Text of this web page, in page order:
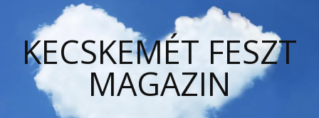
KECSKEMÉT FESZT
MAGAZIN